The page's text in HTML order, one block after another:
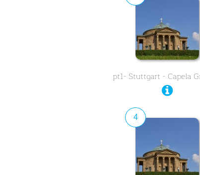
pt1- Stuttgart - Capela
4